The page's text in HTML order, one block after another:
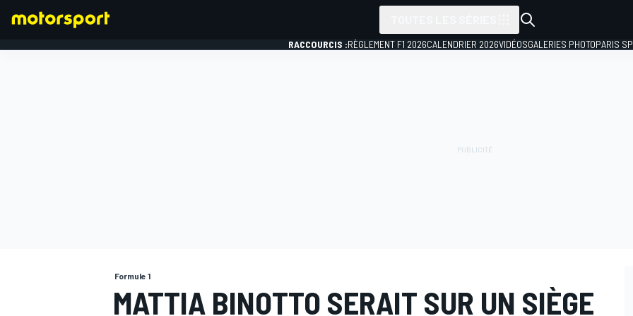
RACCOURCIS :RÈGLEMENT F1 2026CALENDRIER 2026VIDÉOSGALERIES PHOTOPARIS
Formule 1
MATTIA BINOTTO SERAIT SUR UN SIÈGE